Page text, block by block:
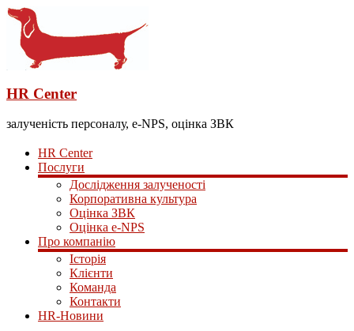
HR Center
залученість персоналу, e-NPS, оцінка ЗВК
HR Center
Послуги
Дослідження залученості
Корпоративна культура
Оцінка ЗВК
Оцінка e-NPS
Про компанію
Історія
Клієнти
Команда
Контакти
HR-Новини